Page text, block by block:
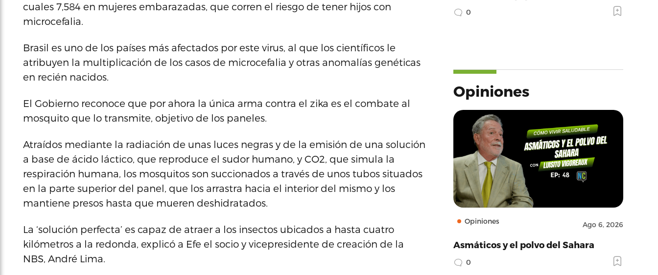
cuales 7,584 en mujeres embarazadas, que corren el riesgo de tener hijos con
microcefalia.
Brasil es uno de los países más afectados por este virus, al que los científicos le
atribuyen la multiplicación de los casos de microcefalia y otras anomalías genéticas
en recién nacidos.
El Gobierno reconoce que por ahora la única arma contra el zika es el combate al
mosquito que lo transmite, objetivo de los paneles.
Atraídos mediante la radiación de unas luces negras y de la emisión de una solución
a base de ácido láctico, que reproduce el sudor humano, y CO2, que simula la
respiración humana, los mosquitos son succionados a través de unos tubos situados
en la parte superior del panel, que los arrastra hacia el interior del mismo y los
mantiene presos hasta que mueren deshidratados.
La ‘solución perfecta’ es capaz de atraer a los insectos ubicados a hasta cuatro
kilómetros a la redonda, explicó a Efe el socio y vicepresidente de creación de la
NBS, André Lima.
0
Opiniones
Opiniones Ago 6, 2026
Asmáticos y el polvo del Sahara
0